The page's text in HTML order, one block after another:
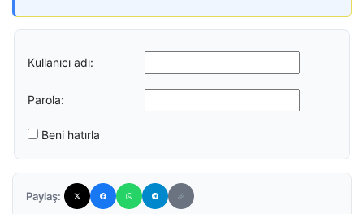
Kullanıcı adı:
Parola:
Beni hatırla
Paylaş: